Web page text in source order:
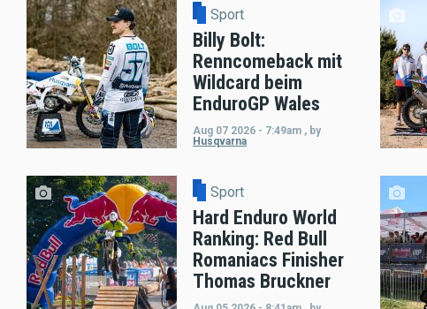
Sport
Billy Bolt:
Renncomeback mit
Wildcard beim
EnduroGP Wales
Aug 07 2026 - 7:49am , by
Husqvarna
Sport
Hard Enduro World
Ranking: Red Bull
Romaniacs Finisher
Thomas Bruckner